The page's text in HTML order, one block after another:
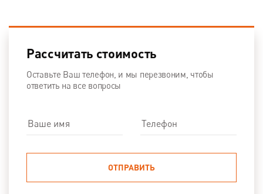
Рассчитать стоимость
Оставьте Ваш телефон, и мы перезвоним, чтобы
ответить на все вопросы
ОТПРАВИТЬ